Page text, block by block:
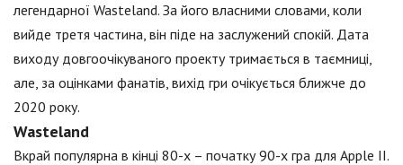
легендарної Wasteland. За його власними словами, коли
вийде третя частина, він піде на заслужений спокій. Дата
виходу довгоочікуваного проекту тримається в таємниці,
але, за оцінками фанатів, вихід гри очікується ближче до
2020 року.
Wasteland
Вкрай популярна в кінці 80-х – початку 90-х гра для Apple II.